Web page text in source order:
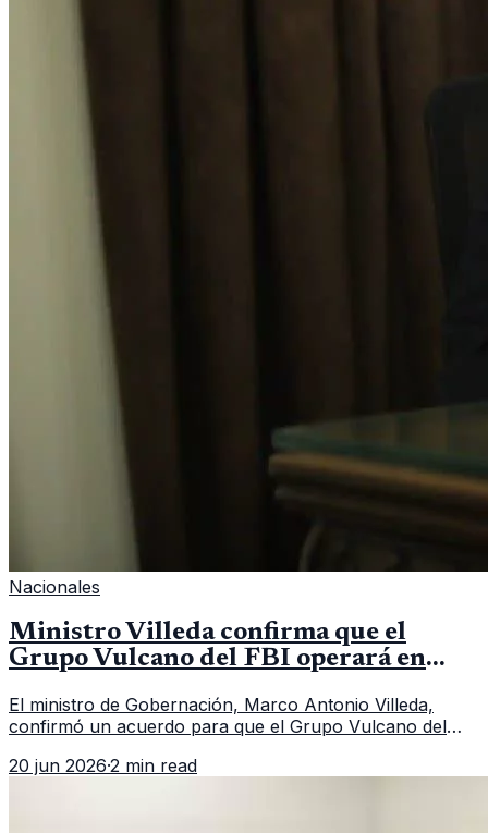
Nacionales
Ministro Villeda confirma que el
Grupo Vulcano del FBI operará en
El ministro de Gobernación, Marco Antonio Villeda,
confirmó un acuerdo para que el Grupo Vulcano del
fallido con la administración anterior del Ministerio
20 jun 2026·2 min read